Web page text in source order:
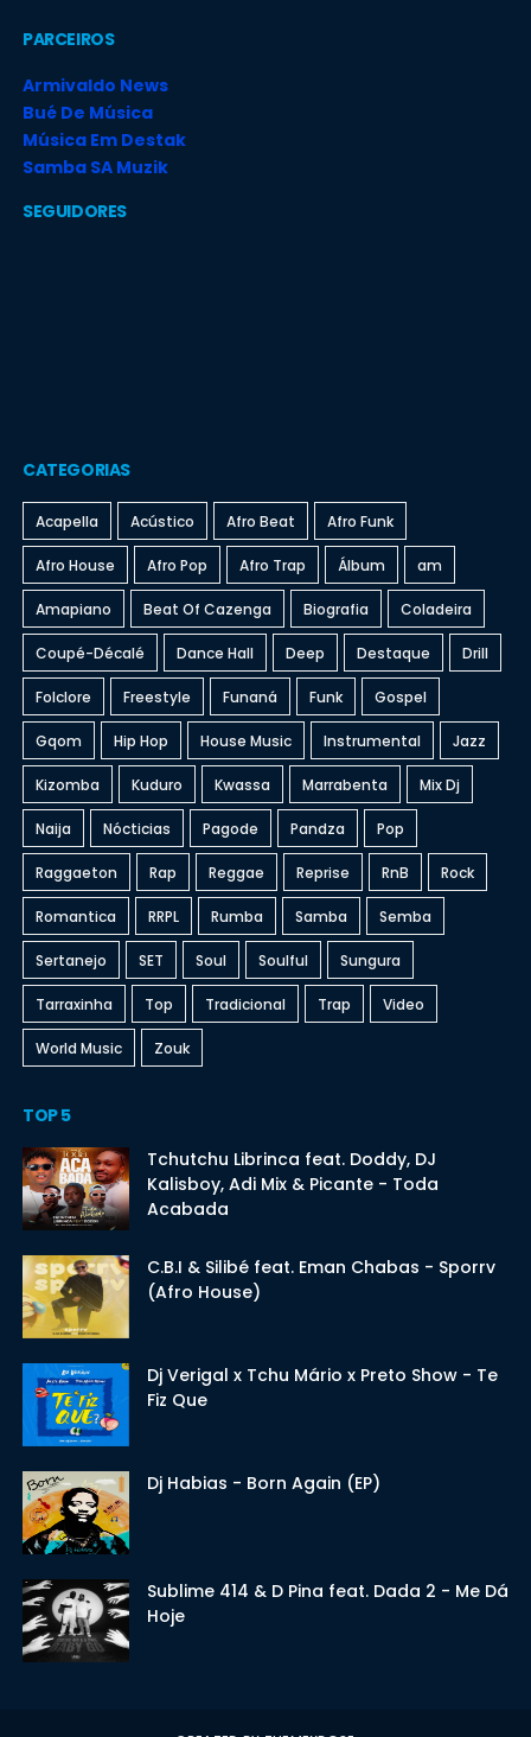
PARCEIROS
Armivaldo News
Bué De Música
Música Em Destak
Samba SA Muzik
SEGUIDORES
CATEGORIAS
Acapella Acústico Afro Beat Afro Funk
Afro House Afro Pop Afro Trap Álbum am
Amapiano Beat Of Cazenga Biografia Coladeira
Coupé-Décalé Dance Hall Deep Destaque Drill
Folclore Freestyle Funaná Funk Gospel
Gqom Hip Hop House Music Instrumental Jazz
Kizomba Kuduro Kwassa Marrabenta Mix Dj
Naija Nócticias Pagode Pandza Pop
Raggaeton Rap Reggae Reprise RnB Rock
Romantica RRPL Rumba Samba Semba
Sertanejo SET Soul Soulful Sungura
Tarraxinha Top Tradicional Trap Video
World Music Zouk
TOP 5
Tchutchu Librinca feat. Doddy, DJ
Kalisboy, Adi Mix & Picante - Toda
Acabada
C.B.I & Silibé feat. Eman Chabas - Sporrv
(Afro House)
Dj Verigal x Tchu Mário x Preto Show - Te
Fiz Que
Dj Habias - Born Again (EP)
Sublime 414 & D Pina feat. Dada 2 - Me Dá
Hoje